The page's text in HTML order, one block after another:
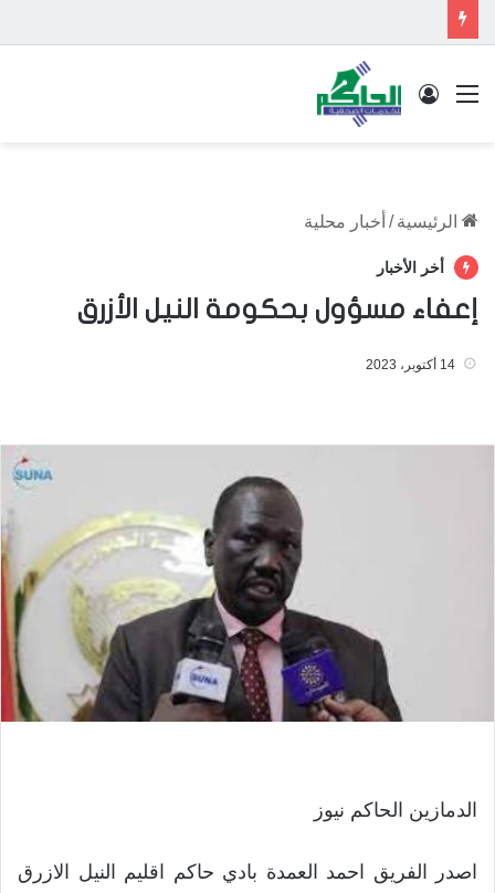
القائمة تسجيل الدخول
الرئيسية / أخبار محلية
أخر الأخبار
إعفاء مسؤول بحكومة النيل الأزرق
14 أكتوبر، 2023
الدمازين الحاكم نيوز
اصدر الفريق احمد العمدة بادي حاكم اقليم النيل الازرق